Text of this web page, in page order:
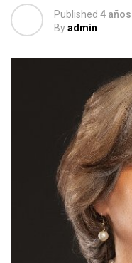
Published 4
Byadmin